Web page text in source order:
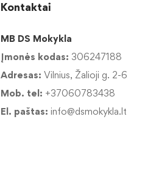
Kontaktai
MB DS Mokykla
Įmonės kodas: 306247188
Adresas: Vilnius, Žalioji g. 2-6
Mob. tel: +37060783438
El. paštas: info@dsmokykla.lt